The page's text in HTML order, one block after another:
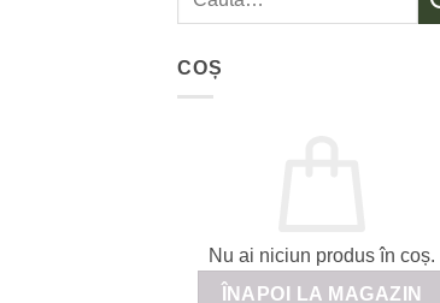
COȘ
Nu ai niciun produs în coș.
ÎNAPOI LA MAGAZIN